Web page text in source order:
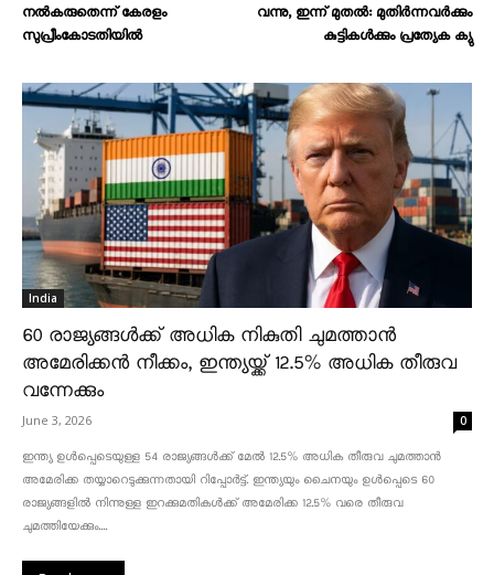
നൽകരുതെന്ന് കേരളം
സുപ്രീംകോടതിയിൽ
വന്നു, ഇന്ന്‌ മുതൽ: മുതിർന്നവർക്കും
കുട്ടികൾക്കും പ്രത്യേക ക്യു
India
60 രാജ്യങ്ങൾക്ക് അധിക നികുതി ചുമത്താൻ
അമേരിക്കൻ നീക്കം, ഇന്ത്യയ്ക്ക് 12.5% അധിക തീരുവ
വന്നേക്കും
June 3, 2026 0
ഇന്ത്യ ഉൾപ്പെടെയുള്ള 54 രാജ്യങ്ങൾക്ക് മേൽ 12.5% അധിക തീരുവ ചുമത്താൻ
അമേരിക്ക തയ്യാറെടുക്കുന്നതായി റിപ്പോർട്ട്. ഇന്ത്യയും ചൈനയും ഉൾപ്പെടെ 60
രാജ്യങ്ങളിൽ നിന്നുള്ള ഇറക്കുമതികൾക്ക് അമേരിക്ക 12.5% ​​വരെ തീരുവ
ചുമത്തിയേക്കും....